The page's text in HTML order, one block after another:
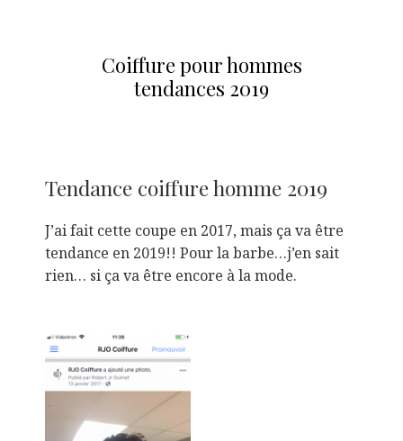
Coiffure pour hommes
tendances 2019
Tendance coiffure homme 2019
J’ai fait cette coupe en 2017, mais ça va être
tendance en 2019!! Pour la barbe…j’en sait
rien… si ça va être encore à la mode.